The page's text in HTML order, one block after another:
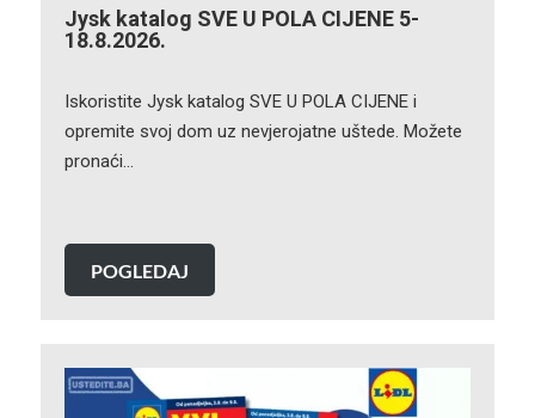
Jysk katalog SVE U POLA CIJENE 5-
18.8.2026.
Iskoristite Jysk katalog SVE U POLA CIJENE i
opremite svoj dom uz nevjerojatne uštede. Možete
pronaći…
POGLEDAJ